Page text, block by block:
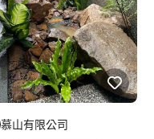
慕山有限公司